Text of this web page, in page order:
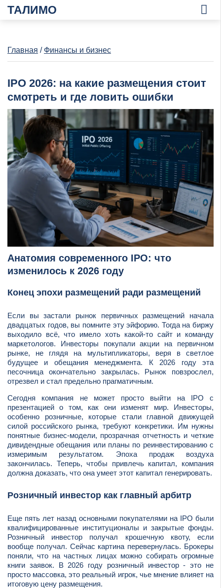
ТАЛИМО
Главная / Финансы и бизнес
IPO 2026: на какие размещения стоит
смотреть и где ловить ошибки
Анатомия современного IPO: что
изменилось к 2026 году
Конец эпохи размещений ради размещений
Если вы застали рынок первичных размещений начала
двадцатых годов, вы помните эту эйфорию. Тогда на биржу
выходило всё, что имело хоть какой-то сайт и команду
маркетологов. Инвесторы покупали акции на первичном
рынке, не глядя на мультипликаторы, веря в светлое
будущее и обещания менеджмента. К 2026 году эта
песочница окончательно закрылась. Рынок повзрослел,
отрезвел и стал предельно прагматичным.
Сегодня компания не может просто выйти на IPO с
презентацией о том, как они изменят мир. Инвесторы,
особенно розничные, которые стали главной движущей
силой российского рынка, требуют конкретики. Им нужны
понятные бизнес-модели, прозрачная отчетность и четкие
дивидендные обещания или планы по реинвестированию с
измеримым результатом. Эпоха продаж воздуха
закончилась. Теперь, чтобы привлечь капитал, компания
должна доказать, что она умеет этот капитал генерировать.
Розничный инвестор как главный арбитр
Еще пять лет назад основными покупателями на IPO были
квалифицированные институционалы и закрытые фонды.
Розничный инвестор получал крошечную квоту, если
вообще получал. Сейчас картина перевернулась. Брокеры
поняли, что на частных лицах можно собирать огромные
книги заявок. В 2026 году розничный инвестор - это не
просто массовка, это реальный игрок, чье мнение влияет на
итоговую цену размещения.